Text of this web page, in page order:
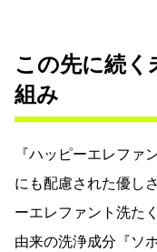
この先に続く
組み
『ハッピーエレファ
にも配慮された優し
ーエレファント洗た
由来の洗浄成分『ソ